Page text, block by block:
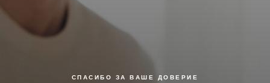
СПАСИБО ЗА ВАШЕ ДОВЕРИЕ